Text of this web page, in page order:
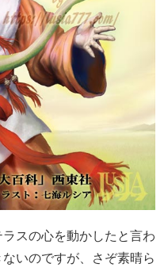
スの心を動かしたと言わ
いのですが、さぞ素晴ら